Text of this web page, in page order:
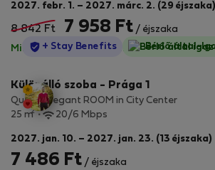
2027. febr. 1. – 2027. márc. 2. (29 éjszaka)
8 842 Ft 7 958 Ft / éjszaka
Minden díj benne van·Nincs kaució
StayProtection
+ Stay Benefits Bérlő által-
Különálló szoba - Prága 1
Quaint Elegant ROOM in City Center
25 m2 20/6 Mbps
2027. jan. 10. – 2027. jan. 23. (13 éjszaka)
7 486 Ft / éjszaka